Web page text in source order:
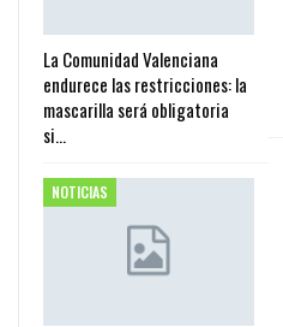
La Comunidad Valenciana
endurece las restricciones: la
mascarilla será obligatoria
si…
NOTICIAS